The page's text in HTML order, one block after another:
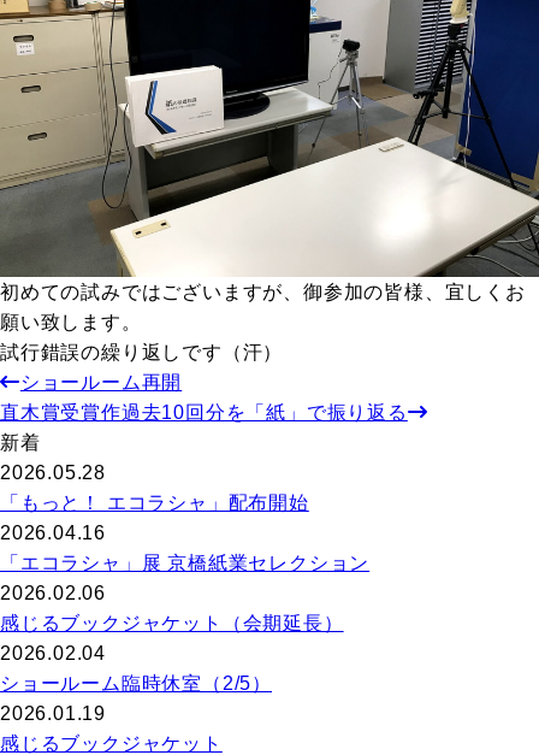
初めての試みではございますが、御参加の皆様、宜しくお
願い致します。
試行錯誤の繰り返しです（汗）
ショールーム再開
直木賞受賞作過去10回分を「紙」で振り返る
新着
2026.05.28
「もっと！ エコラシャ」配布開始
2026.04.16
「エコラシャ」展 京橋紙業セレクション
2026.02.06
感じるブックジャケット（会期延長）
2026.02.04
ショールーム臨時休室（2/5）
2026.01.19
感じるブックジャケット